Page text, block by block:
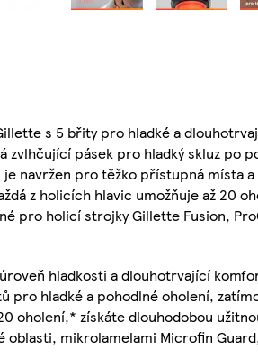
s 5 břity pro hladké a
zvlhčující pásek pro hladký skluz po
navržen pro těžko přístupná místa
z holicích hlavic umožňuje až 20
pro holicí strojky Gillette Fusion,
hladkosti a dlouhotrvající
pro hladké a pohodlné oholení,
oholení,* získáte dlouhodobou
mikrolamelami Microfin